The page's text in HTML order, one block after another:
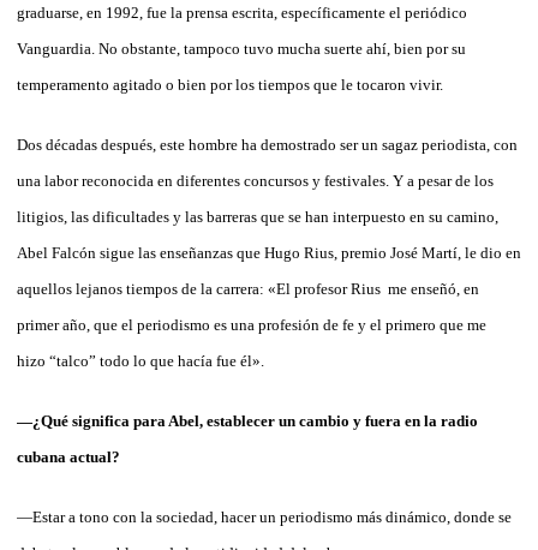
graduarse, en 1992, fue la prensa escrita, específicamente el periódico
Vanguardia. No obstante, tampoco tuvo mucha suerte ahí, bien por su
temperamento agitado o bien por los tiempos que le tocaron vivir.
Dos décadas después, este hombre ha demostrado ser un sagaz periodista, con
una labor reconocida en diferentes concursos y festivales. Y a pesar de los
litigios, las dificultades y las barreras que se han interpuesto en su camino,
Abel Falcón sigue las enseñanzas que Hugo Rius, premio José Martí, le dio en
aquellos lejanos tiempos de la carrera: «El profesor Rius me enseñó, en
primer año, que el periodismo es una profesión de fe y el primero que me
hizo “talco” todo lo que hacía fue él».
—¿Qué significa para Abel, establecer un cambio y fuera en la radio
cubana actual?
—Estar a tono con la sociedad, hacer un periodismo más dinámico, donde se